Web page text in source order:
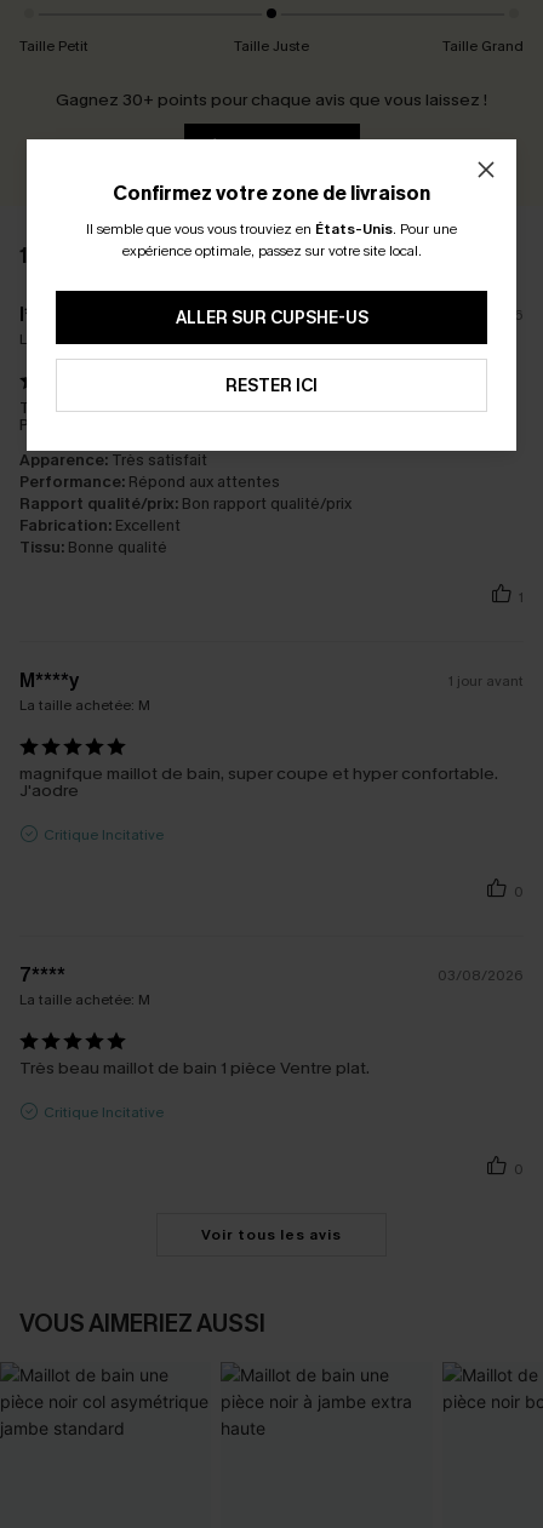
Taille Petit Taille Juste Taille Grand
Gagnez 30+ points pour chaque avis que vous laissez !
ÉCRIRE UN AVIS
16 AVIS
l****
30/01/2026
La taille achetée:
Taille super bien J'avais peur que ce soit serré mais pas du tout
Pas encore testé en baignade
Apparence: Très satisfait
Performance: Répond aux attentes
Rapport qualité/prix: Bon rapport qualité/prix
Fabrication: Excellent
Tissu: Bonne qualité
1
M****y
1 jour avant
La taille achetée: M
magnifque maillot de bain, super coupe et hyper confortable.
J'aodre
Critique Incitative
0
7****
03/08/2026
La taille achetée: M
Très beau maillot de bain 1 pièce Ventre plat.
Critique Incitative
0
Voir tous les avis
VOUS AIMERIEZ AUSSI
Confirmez votre zone de livraison
Il semble que vous vous trouviez en États-Unis. Pour une
expérience optimale, passez sur votre site local.
ALLER SUR CUPSHE-US
RESTER ICI